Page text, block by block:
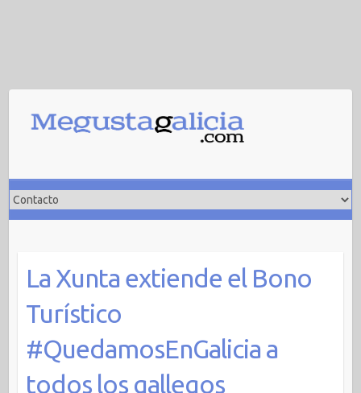
Saltar
contenido
La Xunta extiende el Bono
Turístico
#QuedamosEnGalicia a
todos los gallegos